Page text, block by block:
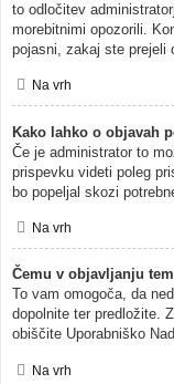
to odločitev
morebitnimi opozorili.
pojasni, zakaj ste prejeli
Na vrh
Kako lahko o objavah
Če je administrator to
prispevku videti poleg
bo popeljal skozi
Na vrh
Čemu v objavljanju
To vam omogoča, da
dopolnite ter predložite.
obiščite Uporabniško
Na vrh